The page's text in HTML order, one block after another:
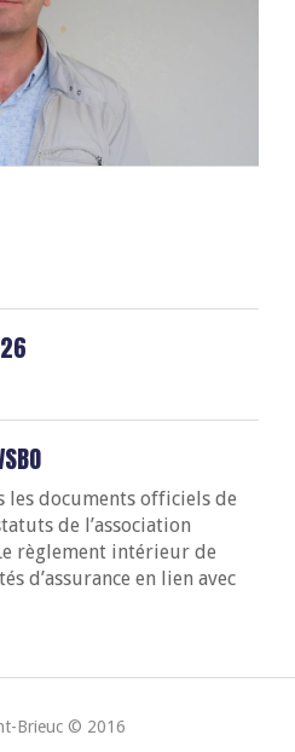
les documents officiels de
de l’association
règlement intérieur de
d’assurance en lien avec
Brieuc © 2016